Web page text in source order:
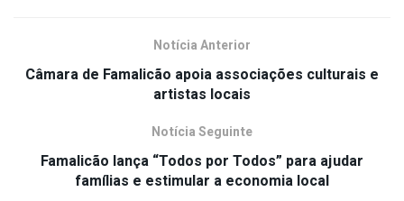
Notícia Anterior
Câmara de Famalicão apoia associações culturais e
artistas locais
Notícia Seguinte
Famalicão lança “Todos por Todos” para ajudar
famílias e estimular a economia local